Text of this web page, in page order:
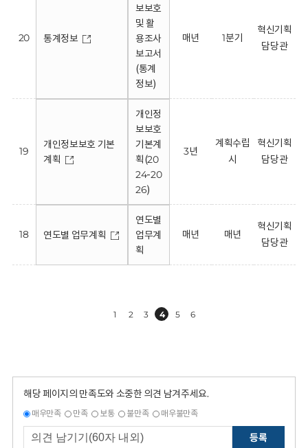
20 통계정보
보보호
및 활
용조사
보고서
(통계
정보)
매년 1분기
혁신기획
담당관
19
개인정보보호 기본
계획
개인정
보보호
기본계
획(20
24-20
26)
3년
계획수립
시
혁신기획
담당관
18 연도별 업무계획
연도별
업무계
획
매년 매년
혁신기획
담당관
1 2 3 4 5 6
해당 페이지의 만족도와 소중한 의견 남겨주세요.
매우만족 만족 보통 불만족 매우불만족
등록